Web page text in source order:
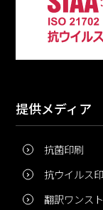
提供メディア
抗菌印刷
抗ウイルス
翻訳ワンス